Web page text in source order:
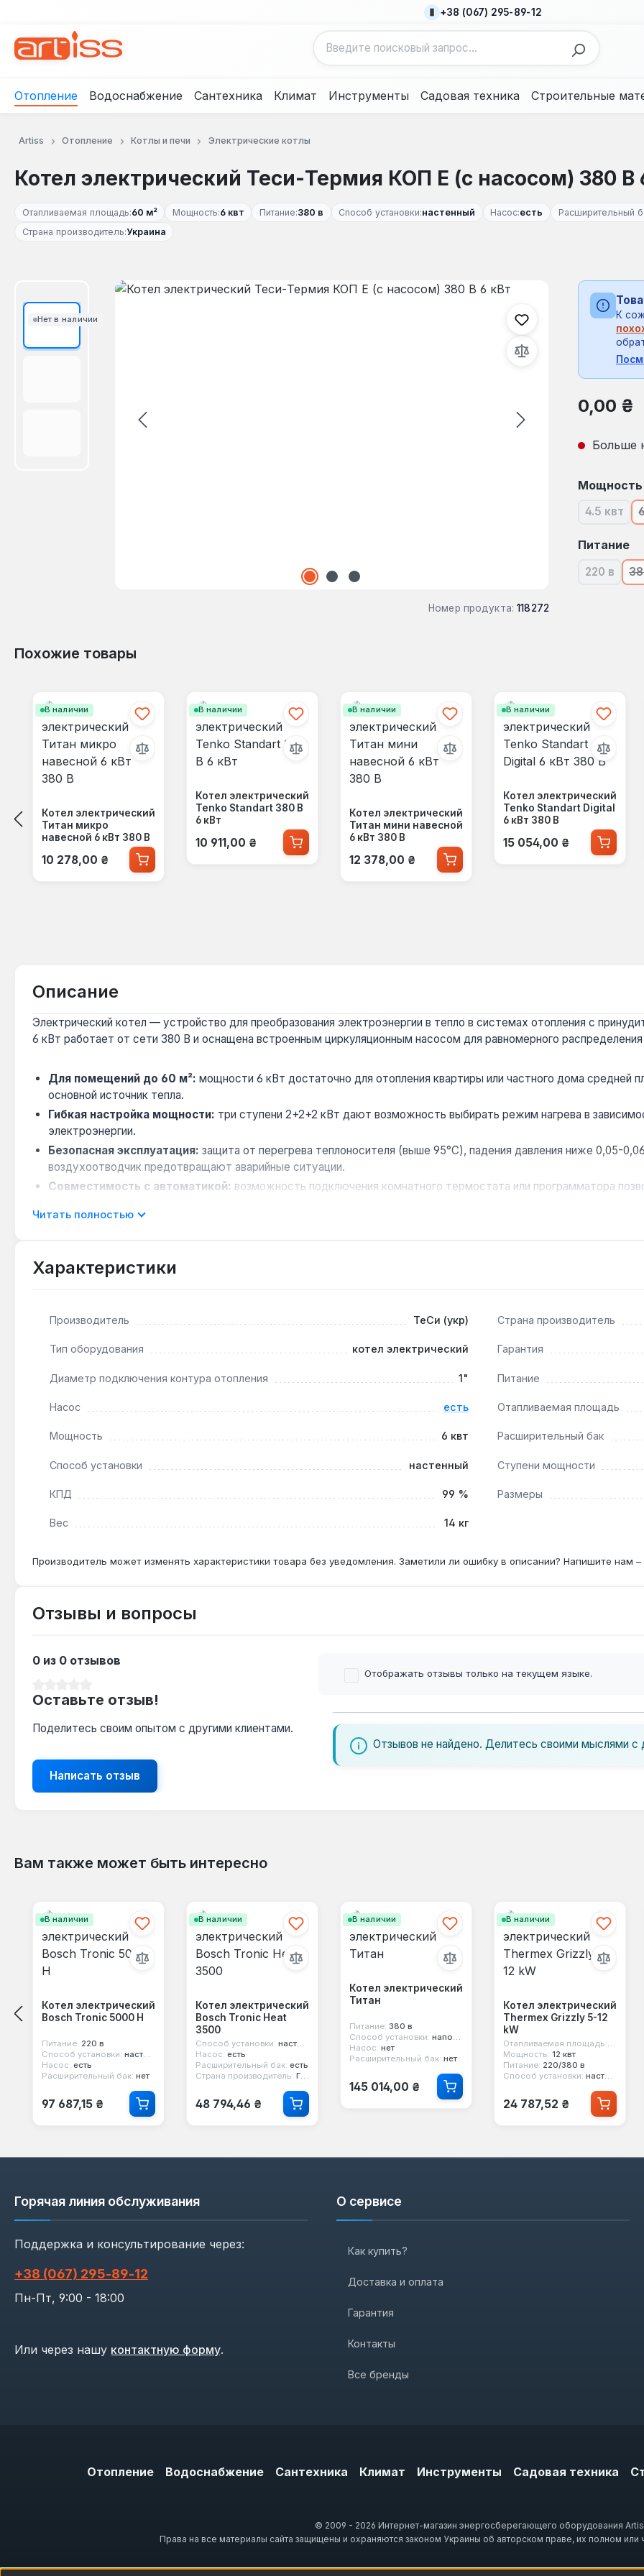
+38 (067) 295-89-12
Отопление Водоснабжение Сантехника Климат Инструменты Садовая техника Строительные
Artiss Отопление Котлы и печи Электрические котлы
Котел электрический Теси-Термия КОП Е (с насосом) 380 В
Отапливаемая площадь:60 м² Мощность:6 квт Питание:380 в Способ установки:настенный Насос:есть Расширительный
Страна производитель:Украина
Нет в наличии
Пропустить галерею изображений
Номер продукта: 118272
К
Обычная
0,00 ₴
Больше
Выберите
Мощность
4.5 квт
(В
Выберите
Питание
220 в
(В
Похожие товары
В наличии
Котел электрический
Титан микро
навесной 6 кВт 380 В
Обычная цена:
10 278,00 ₴
В наличии
Котел электрический
Tenko Standart 380 В
6 кВт
Обычная цена:
10 911,00 ₴
В наличии
Котел электрический
Титан мини навесной
6 кВт 380 В
Обычная цена:
12 378,00 ₴
В наличии
Котел электрический
Tenko Standart Digital
6 кВт 380 В
Обычная цена:
15 054,00 ₴
Описание
Электрический котел — устройство для преобразования электроэнергии в тепло в системах отопления с
6 кВт работает от сети 380 В и оснащена встроенным циркуляционным насосом для равномерного распределения
Для помещений до 60 м²: мощности 6 кВт достаточно для отопления квартиры или частного дома средней
основной источник тепла.
Гибкая настройка мощности: три ступени 2+2+2 кВт дают возможность выбирать режим нагрева в
электроэнергии.
Безопасная эксплуатация: защита от перегрева теплоносителя (выше 95°C), падения давления ниже 0,05-
воздухоотводчик предотвращают аварийные ситуации.
Совместимость с автоматикой: возможность подключения комнатного термостата или программатора
Производство — Украина:
Котел предназначен для закрытых систем отопления с принудительной циркуляцией. Он подходит для квартир,
монтаж и компактные габариты 220×775×145 мм упрощают установку, а совместимость с многотарифными
Подходит ли котел для системы с теплым полом?
пола.
повысить комфорт.
Гарантия 1 год, доставка по Украине.
Читать полностью
Характеристики
Производитель ТеСи (укр) Страна производитель
Тип оборудования котел электрический Гарантия
Диаметр подключения контура отопления 1" Питание
Насос есть Отапливаемая площадь
Мощность 6 квт Расширительный бак
Способ установки настенный Ступени мощности
КПД 99 % Размеры
Вес 14 кг
Производитель может изменять характеристики товара без уведомления. Заметили ли ошибку в описании? Напишите нам
Отзывы и вопросы
0 из 0 отзывов
Оставьте отзыв!
Поделитесь своим опытом с другими клиентами.
Написать отзыв
Отображать отзывы только на текущем языке.
Отзывов не найдено. Делитесь своими мыслями с
Вам также может быть интересно
В наличии
Котел электрический
Bosch Tronic 5000 H
Питание: 220 в
Способ установки: настенный
Насос: есть
Расширительный бак: нет
Обычная цена:
97 687,15 ₴
В наличии
Котел электрический
Bosch Tronic Heat
3500
Способ установки: настенный
Насос: есть
Расширительный бак: есть
Страна производитель: Германия
Обычная цена:
48 794,46 ₴
В наличии
Котел электрический
Титан
Питание: 380 в
Способ установки: напольный
Насос: нет
Расширительный бак: нет
Обычная цена:
145 014,00 ₴
В наличии
Котел электрический
Thermex Grizzly 5-12
kW
Мощность: 12 квт
Питание: 220/380 в
Способ установки: настенный
Обычная цена:
24 787,52 ₴
Горячая линия обслуживания
Поддержка и консультирование через:
+38 (067) 295‑89‑12
Пн-Пт, 9:00 - 18:00
Или через нашу контактную форму.
О сервисе
Как купить?
Доставка и оплата
Гарантия
Контакты
Все бренды
Отопление Водоснабжение Сантехника Климат Инструменты Садовая техника
© 2009 - 2026 Интернет-магазин энергосберегающего оборудования
Права на все материалы сайта защищены и охраняются законом Украины об авторском праве, их полном или